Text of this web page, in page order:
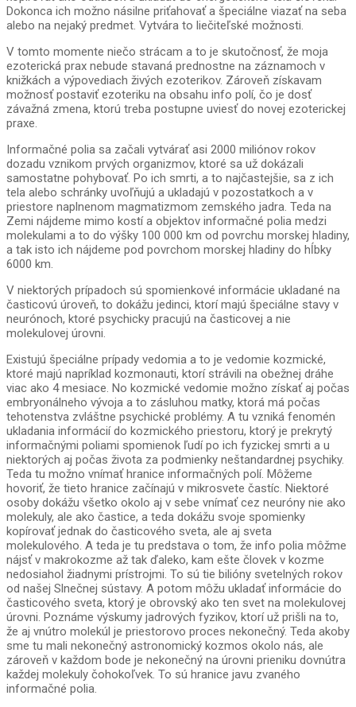
Dokonca ich možno násilne priťahovať a špeciálne viazať na seba
alebo na nejaký predmet. Vytvára to liečiteľské možnosti.
V tomto momente niečo strácam a to je skutočnosť, že moja
ezoterická prax nebude stavaná prednostne na záznamoch v
knižkách a výpovediach živých ezoterikov. Zároveň získavam
možnosť postaviť ezoteriku na obsahu info polí, čo je dosť
závažná zmena, ktorú treba postupne uviesť do novej ezoterickej
praxe.
Informačné polia sa začali vytvárať asi 2000 miliónov rokov
dozadu vznikom prvých organizmov, ktoré sa už dokázali
samostatne pohybovať. Po ich smrti, a to najčastejšie, sa z ich
tela alebo schránky uvoľňujú a ukladajú v pozostatkoch a v
priestore naplnenom magmatizmom zemského jadra. Teda na
Zemi nájdeme mimo kostí a objektov informačné polia medzi
molekulami a to do výšky 100 000 km od povrchu morskej hladiny,
a tak isto ich nájdeme pod povrchom morskej hladiny do hĺbky
6000 km.
V niektorých prípadoch sú spomienkové informácie ukladané na
časticovú úroveň, to dokážu jedinci, ktorí majú špeciálne stavy v
neurónoch, ktoré psychicky pracujú na časticovej a nie
molekulovej úrovni.
Existujú špeciálne prípady vedomia a to je vedomie kozmické,
ktoré majú napríklad kozmonauti, ktorí strávili na obežnej dráhe
viac ako 4 mesiace. No kozmické vedomie možno získať aj počas
embryonálneho vývoja a to zásluhou matky, ktorá má počas
tehotenstva zvláštne psychické problémy. A tu vzniká fenomén
ukladania informácií do kozmického priestoru, ktorý je prekrytý
informačnými poliami spomienok ľudí po ich fyzickej smrti a u
niektorých aj počas života za podmienky neštandardnej psychiky.
Teda tu možno vnímať hranice informačných polí. Môžeme
hovoriť, že tieto hranice začínajú v mikrosvete častíc. Niektoré
osoby dokážu všetko okolo aj v sebe vnímať cez neuróny nie ako
molekuly, ale ako častice, a teda dokážu svoje spomienky
kopírovať jednak do časticového sveta, ale aj sveta
molekulového. A teda je tu predstava o tom, že info polia môžme
nájsť v makrokozme až tak ďaleko, kam ešte človek v kozme
nedosiahol žiadnymi prístrojmi. To sú tie bilióny svetelných rokov
od našej Slnečnej sústavy. A potom môžu ukladať informácie do
časticového sveta, ktorý je obrovský ako ten svet na molekulovej
úrovni. Poznáme výskumy jadrových fyzikov, ktorí už prišli na to,
že aj vnútro molekúl je priestorovo proces nekonečný. Teda akoby
sme tu mali nekonečný astronomický kozmos okolo nás, ale
zároveň v každom bode je nekonečný na úrovni prieniku dovnútra
každej molekuly čohokoľvek. To sú hranice javu zvaného
informačné polia.